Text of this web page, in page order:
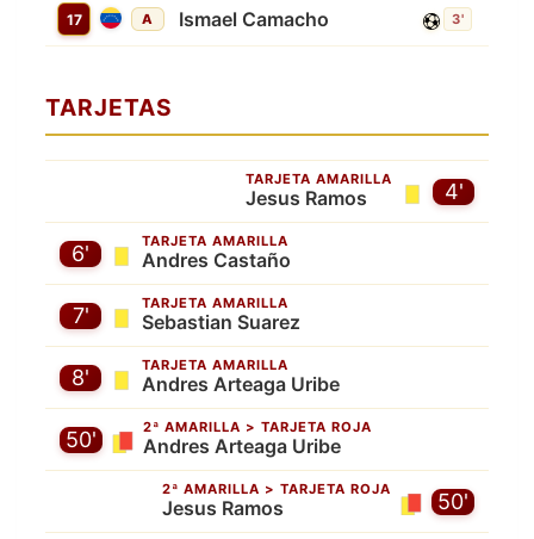
17 A Ismael Camacho 3'
TARJETAS
4'
TARJETA AMARILLA
Jesus Ramos
TARJETA AMARILLA
Andres Castaño
6'
TARJETA AMARILLA
Sebastian Suarez
7'
TARJETA AMARILLA
Andres Arteaga Uribe
8'
2ª AMARILLA > TARJETA ROJA
Andres Arteaga Uribe
50'
50'
2ª AMARILLA > TARJETA ROJA
Jesus Ramos